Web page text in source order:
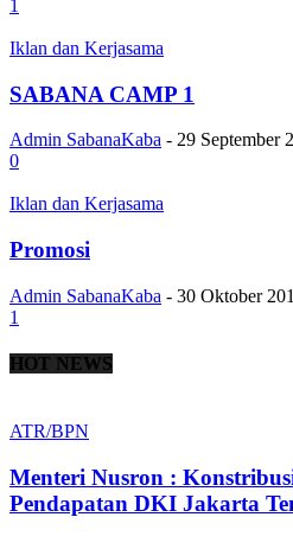
1
Iklan dan Kerjasama
SABANA CAMP 1
Admin SabanaKaba - 29 September
0
Iklan dan Kerjasama
Promosi
Admin SabanaKaba - 30 Oktober
1
HOT NEWS
ATR/BPN
Menteri Nusron :
Pendapatan DKI Jakarta